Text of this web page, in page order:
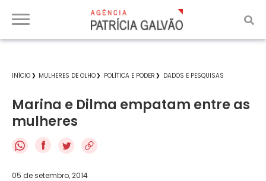
INÍCIO MULHERES DE OLHO POLÍTICA E PODER DADOS E PESQUISAS
Marina e Dilma empatam entre as
mulheres
f
05 de setembro, 2014